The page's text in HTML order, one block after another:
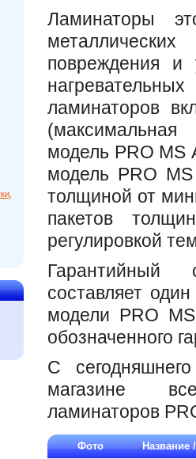
Ламинаторы
повреждения и
ламинаторов
модель PRO
модель PRO
толщиной от
пакетов
регулировкой
Гарантийный
составляет
модели PRO
обозначенного
С
магазине
ламинаторов
Фото Название